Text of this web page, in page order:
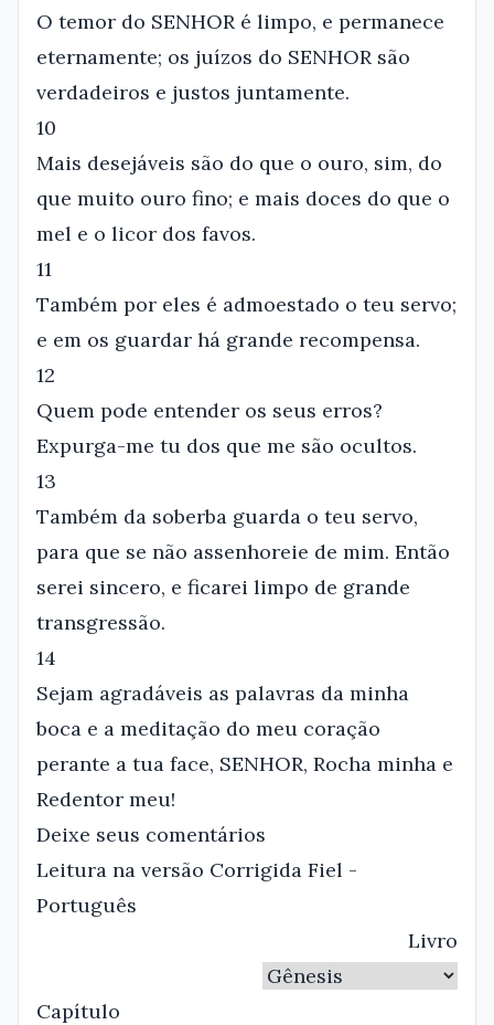
O temor do SENHOR é limpo, e permanece
eternamente; os juízos do SENHOR são
verdadeiros e justos juntamente.
10
Mais desejáveis são do que o ouro, sim, do
que muito ouro fino; e mais doces do que o
mel e o licor dos favos.
11
Também por eles é admoestado o teu servo;
e em os guardar há grande recompensa.
12
Quem pode entender os seus erros?
Expurga-me tu dos que me são ocultos.
13
Também da soberba guarda o teu servo,
para que se não assenhoreie de mim. Então
serei sincero, e ficarei limpo de grande
transgressão.
14
Sejam agradáveis as palavras da minha
boca e a meditação do meu coração
perante a tua face, SENHOR, Rocha minha e
Redentor meu!
Deixe seus comentários
Leitura na versão Corrigida Fiel -
Português
Livro
Capítulo